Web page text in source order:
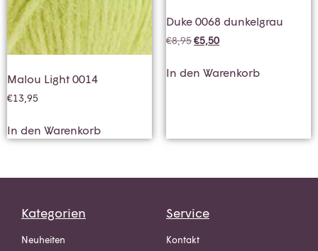
Malou Light 0014
€13,95
In den Warenkorb
Duke 0068 dunkelgrau
€8,95€5,50
In den Warenkorb
Kategorien
Neuheiten
Service
Kontakt